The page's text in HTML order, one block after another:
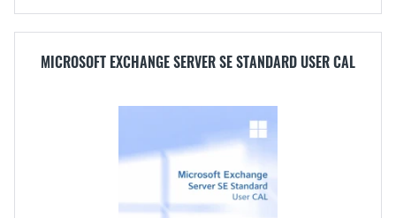
MICROSOFT EXCHANGE SERVER SE STANDARD USER CAL